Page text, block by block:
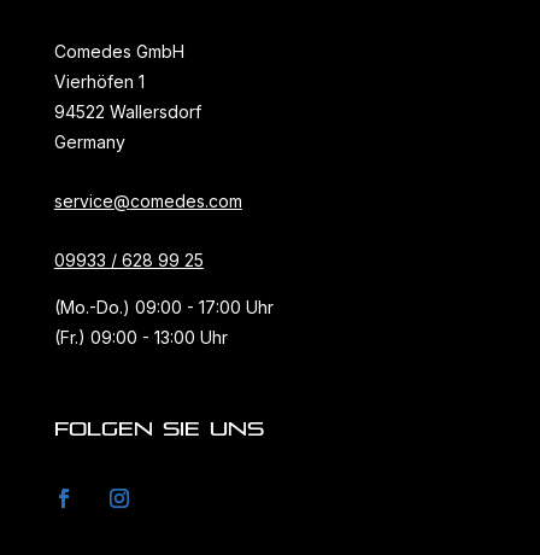
Comedes GmbH
Vierhöfen 1
94522 Wallersdorf
Germany
service@comedes.com
09933 / 628 99 25
(Mo.-Do.) 09:00 - 17:00 Uhr
(Fr.) 09:00 - 13:00 Uhr
FOLGEN SIE UNS